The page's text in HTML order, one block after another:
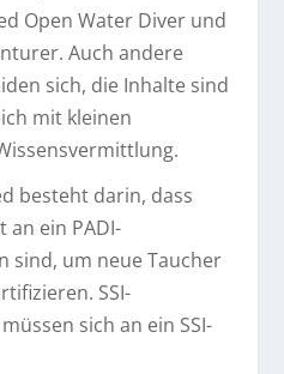
Open Water Diver und
Auch andere
sich, die Inhalte sind
mit kleinen
besteht darin, dass
an ein PADI-
sind, um neue Taucher
SSI-
sich an ein SSI-